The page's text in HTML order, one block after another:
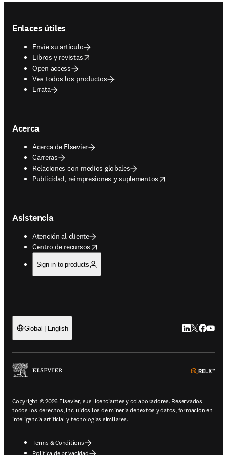
Enlaces útiles
Envíe su artículo
Libros y revistas
opens in new tab/window
Open access
Vea todos los productos
Errata
Acerca
Acerca de Elsevier
Carreras
Relaciones con medios globales
Publicidad, reimpresiones y suplementos
opens in new tab/window
Asistencia
Atención al cliente
Centro de recursos
opens in new tab/window
Sign in to products
Global | English LinkedIn se
Twitter se
Copyright © 2026 Elsevier, sus licenciantes y colaboradores. Reservados
todos los derechos, incluidos los de minería de textos y datos, formación en
inteligencia artificial y tecnologías similares.
Terms & Conditions
Política de privacidad